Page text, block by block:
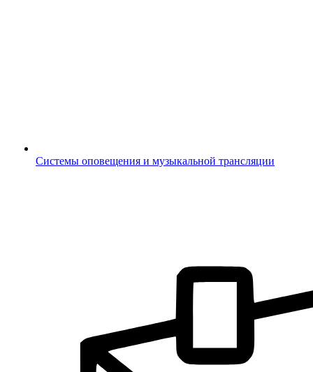
Системы оповещения и музыкальной трансляции